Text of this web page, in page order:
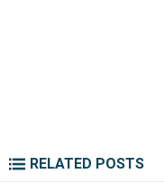
RELATED POSTS